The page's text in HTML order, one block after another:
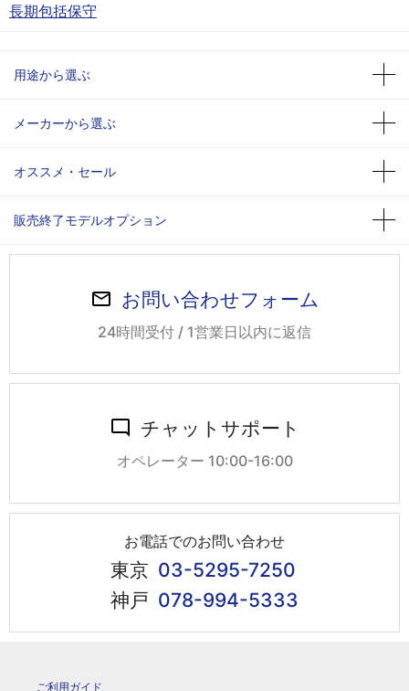
長期包括保守
用途から選ぶ
メーカーから選ぶ
オススメ・セール
販売終了モデルオプション
お問い合わせフォーム
24時間受付 / 1営業日以内に返信
チャットサポート
オペレーター 10:00-16:00
お電話でのお問い合わせ
東京 03-5295-7250
神戸 078-994-5333
ご利用ガイド